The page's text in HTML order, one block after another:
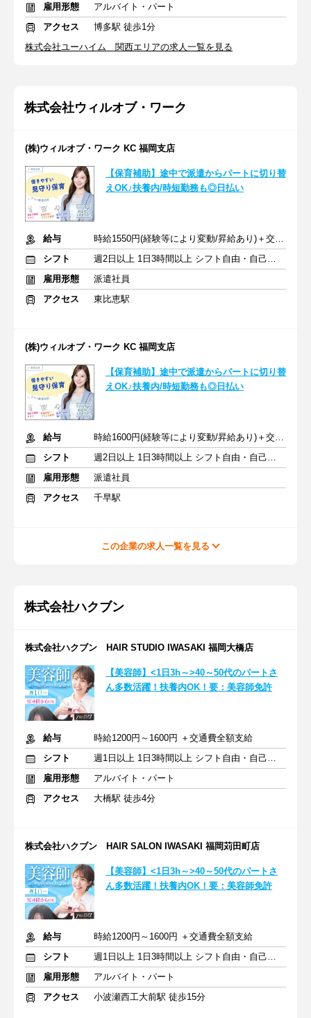
雇用形態
アルバイト・パート
アクセス
博多駅 徒歩1分
株式会社ユーハイム 関西エリアの求人一覧を見る
株式会社ウィルオブ・ワーク
(株)ウィルオブ・ワーク KC 福岡支店
【保育補助】途中で派遣からパートに切り替
えOK♪扶養内/時短勤務も◎日払い
給与
時給1550円(経験等により変動/昇給あり)＋交通費全額支給
シフト
週2日以上 1日3時間以上 シフト自由・自己申告
雇用形態
派遣社員
アクセス
東比恵駅
(株)ウィルオブ・ワーク KC 福岡支店
【保育補助】途中で派遣からパートに切り替
えOK♪扶養内/時短勤務も◎日払い
給与
時給1600円(経験等により変動/昇給あり)＋交通費全額支給
シフト
週2日以上 1日3時間以上 シフト自由・自己申告
雇用形態
派遣社員
アクセス
千早駅
この企業の求人一覧を見る
株式会社ハクブン
株式会社ハクブン HAIR STUDIO IWASAKI 福岡大橋店
【美容師】<1日3h～>40～50代のパートさ
ん多数活躍！扶養内OK！要：美容師免許
給与
時給1200円～1600円 ＋交通費全額支給
シフト
週1日以上 1日3時間以上 シフト自由・自己申告
雇用形態
アルバイト・パート
アクセス
大橋駅 徒歩4分
株式会社ハクブン HAIR SALON IWASAKI 福岡苅田町店
【美容師】<1日3h～>40～50代のパートさ
ん多数活躍！扶養内OK！要：美容師免許
給与
時給1200円～1600円 ＋交通費全額支給
シフト
週1日以上 1日3時間以上 シフト自由・自己申告
雇用形態
アルバイト・パート
アクセス
小波瀬西工大前駅 徒歩15分